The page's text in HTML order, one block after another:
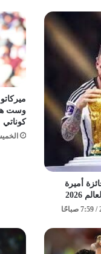
أميرة
2026
وست
كوناتي
الخميس - 4 يونيو -